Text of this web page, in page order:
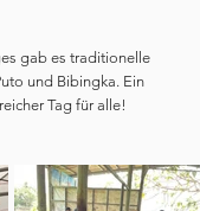
gab es traditionelle
und Bibingka. Ein
Tag für alle!